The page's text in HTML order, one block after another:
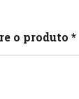
o produto *